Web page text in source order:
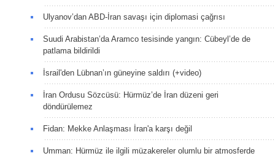
Ulyanov’dan ABD-İran savaşı için diplomasi çağrısı
Suudi Arabistan’da Aramco tesisinde yangın: Cübeyl’de de
patlama bildirildi
İsrail'den Lübnan’ın güneyine saldırı (+video)
İran Ordusu Sözcüsü: Hürmüz’de İran düzeni geri
döndürülemez
Fidan: Mekke Anlaşması İran'a karşı değil
Umman: Hürmüz ile ilgili müzakereler olumlu bir atmosferde